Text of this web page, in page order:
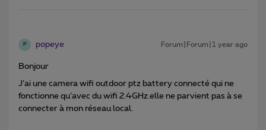
P popeye Forum|Forum|1 year ago
Bonjour
J’ai une camera wifi outdoor ptz battery connecté qui ne
fonctionne qu’avec du wifi 2.4GHz.elle ne parvient pas à se
connecter à mon réseau local.